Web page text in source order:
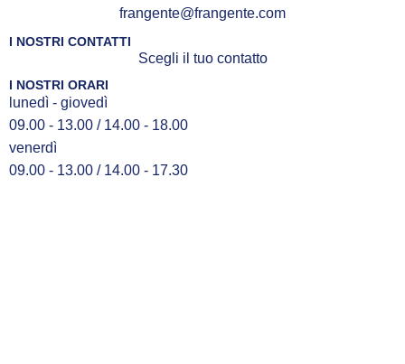
frangente@frangente.com
I NOSTRI CONTATTI
Scegli il tuo contatto
I NOSTRI ORARI
lunedì - giovedì
09.00 - 13.00 / 14.00 - 18.00
venerdì
09.00 - 13.00 / 14.00 - 17.30